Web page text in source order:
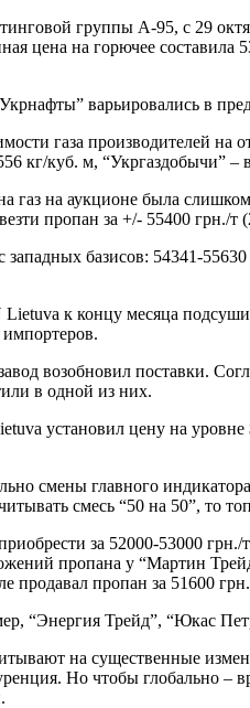
группы А-95, с 29
цена на горючее составила
варьировались в
газа производителей на
кг/куб. м, “Укргаздобычи”
газ на аукционе была
пропан за +/- 55400 грн./
базисов: 54341-55630
Lietuva к концу месяца
импортеров.
возобновил поставки.
в одной из них.
установил цену на уровне
смены главного
смесь “50 на 50”, то
за 52000-53000
пропана у “Мартин
пропан за 51600
“Энергия Трейд”, “Юкас
на существенные
Но чтобы глобально